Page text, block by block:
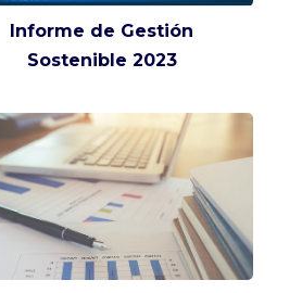
Informe de Gestión
Sostenible 2023